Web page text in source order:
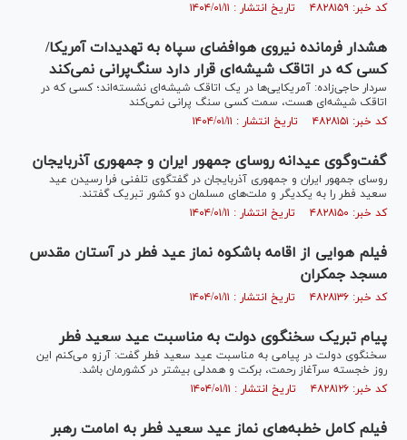
کد خبر: ۴۸۲۸۱۵۹ تاریخ انتشار : ۱۴۰۴/۰۱/۱۱
هشدار فرمانده نیروی هوافضای سپاه به تهدیدات آمریکا/
کسی که در اتاقک شیشه‌ای قرار دارد سنگ‌پرانی نمی‌کند
سردار حاجی‌زاده: آمریکایی‌ها در یک اتاقک شیشه‌ای نشسته‌اند؛ کسی که در
اتاقک شیشه‌ای هست، سمت کسی سنگ پرانی نمی‌کند
کد خبر: ۴۸۲۸۱۵۱ تاریخ انتشار : ۱۴۰۴/۰۱/۱۱
گفت‌وگوی عیدانه روسای جمهور ایران و جمهوری آذربایجان
روسای جمهور ایران و جمهوری آذربایجان در گفتگوی تلفنی فرا رسیدن عید
سعید فطر را به یکدیگر و ملت‌های مسلمان دو کشور تبریک گفتند.
کد خبر: ۴۸۲۸۱۵۰ تاریخ انتشار : ۱۴۰۴/۰۱/۱۱
فیلم هوایی از اقامه باشکوه نماز عید فطر در آستان مقدس
مسجد جمکران
کد خبر: ۴۸۲۸۱۳۶ تاریخ انتشار : ۱۴۰۴/۰۱/۱۱
پیام تبریک سخنگوی دولت به مناسبت عید سعید فطر
سخنگوی دولت در پیامی به مناسبت عید سعید فطر گفت: آرزو می‌کنم این
روز خجسته سرآغاز رحمت، برکت و همدلی بیشتر در کشورمان باشد.
کد خبر: ۴۸۲۸۱۲۶ تاریخ انتشار : ۱۴۰۴/۰۱/۱۱
فیلم کامل خطبه‌های نماز عید سعید فطر به امامت رهبر